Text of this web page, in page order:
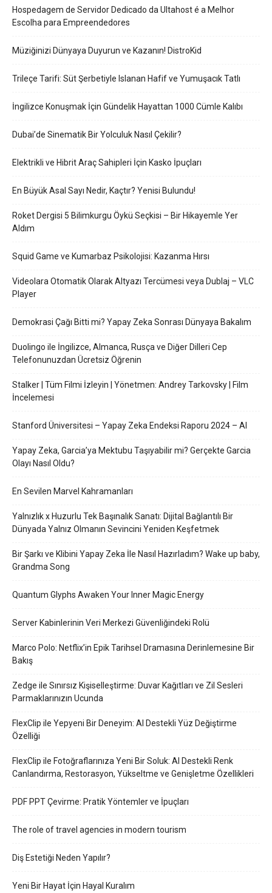
Hospedagem de Servidor Dedicado da Ultahost é a Melhor
Escolha para Empreendedores
Müziğinizi Dünyaya Duyurun ve Kazanın! DistroKid
Trileçe Tarifi: Süt Şerbetiyle Islanan Hafif ve Yumuşacık Tatlı
İngilizce Konuşmak İçin Gündelik Hayattan 1000 Cümle Kalıbı
Dubai’de Sinematik Bir Yolculuk Nasıl Çekilir?
Elektrikli ve Hibrit Araç Sahipleri İçin Kasko İpuçları
En Büyük Asal Sayı Nedir, Kaçtır? Yenisi Bulundu!
Roket Dergisi 5 Bilimkurgu Öykü Seçkisi – Bir Hikayemle Yer
Aldım
Squid Game ve Kumarbaz Psikolojisi: Kazanma Hırsı
Videolara Otomatik Olarak Altyazı Tercümesi veya Dublaj – VLC
Player
Demokrasi Çağı Bitti mi? Yapay Zeka Sonrası Dünyaya Bakalım
Duolingo ile İngilizce, Almanca, Rusça ve Diğer Dilleri Cep
Telefonunuzdan Ücretsiz Öğrenin
Stalker | Tüm Filmi İzleyin | Yönetmen: Andrey Tarkovsky | Film
İncelemesi
Stanford Üniversitesi – Yapay Zeka Endeksi Raporu 2024 – AI
Yapay Zeka, Garcia’ya Mektubu Taşıyabilir mi? Gerçekte Garcia
Olayı Nasıl Oldu?
En Sevilen Marvel Kahramanları
Yalnızlık x Huzurlu Tek Başınalık Sanatı: Dijital Bağlantılı Bir
Dünyada Yalnız Olmanın Sevincini Yeniden Keşfetmek
Bir Şarkı ve Klibini Yapay Zeka İle Nasıl Hazırladım? Wake up baby,
Grandma Song
Quantum Glyphs Awaken Your Inner Magic Energy
Server Kabinlerinin Veri Merkezi Güvenliğindeki Rolü
Marco Polo: Netflix’in Epik Tarihsel Dramasına Derinlemesine Bir
Bakış
Zedge ile Sınırsız Kişiselleştirme: Duvar Kağıtları ve Zil Sesleri
Parmaklarınızın Ucunda
FlexClip ile Yepyeni Bir Deneyim: AI Destekli Yüz Değiştirme
Özelliği
FlexClip ile Fotoğraflarınıza Yeni Bir Soluk: AI Destekli Renk
Canlandırma, Restorasyon, Yükseltme ve Genişletme Özellikleri
PDF PPT Çevirme: Pratik Yöntemler ve İpuçları
The role of travel agencies in modern tourism
Diş Estetiği Neden Yapılır?
Yeni Bir Hayat İçin Hayal Kuralım